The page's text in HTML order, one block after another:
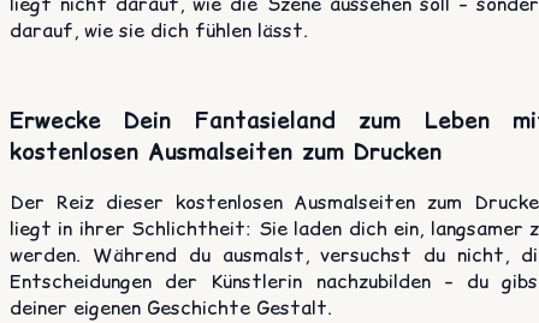
darauf, wie sie dich fühlen lässt.
Erwecke Dein Fantasieland zum Leben
kostenlosen Ausmalseiten zum Drucken
Der Reiz dieser kostenlosen Ausmalseiten zum
liegt in ihrer Schlichtheit: Sie laden dich ein, langsamer
werden. Während du ausmalst, versuchst du nicht,
Entscheidungen der Künstlerin nachzubilden – du
deiner eigenen Geschichte Gestalt.